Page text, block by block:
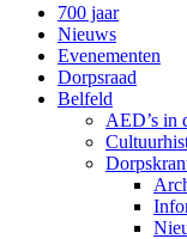
700 jaar
Nieuws
Evenementen
Dorpsraad
Belfeld
AED’s in